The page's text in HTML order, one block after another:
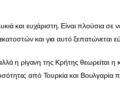
και ευχάριστη. Είναι πλούσια σε
και για αυτό ξεπατώνεται
η ρίγανη της Κρήτης
από Τουρκία και Βουλγαρία